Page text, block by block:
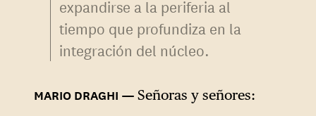
expandirse a la periferia al
tiempo que profundiza en la
integración del núcleo.
Señoras y señores: